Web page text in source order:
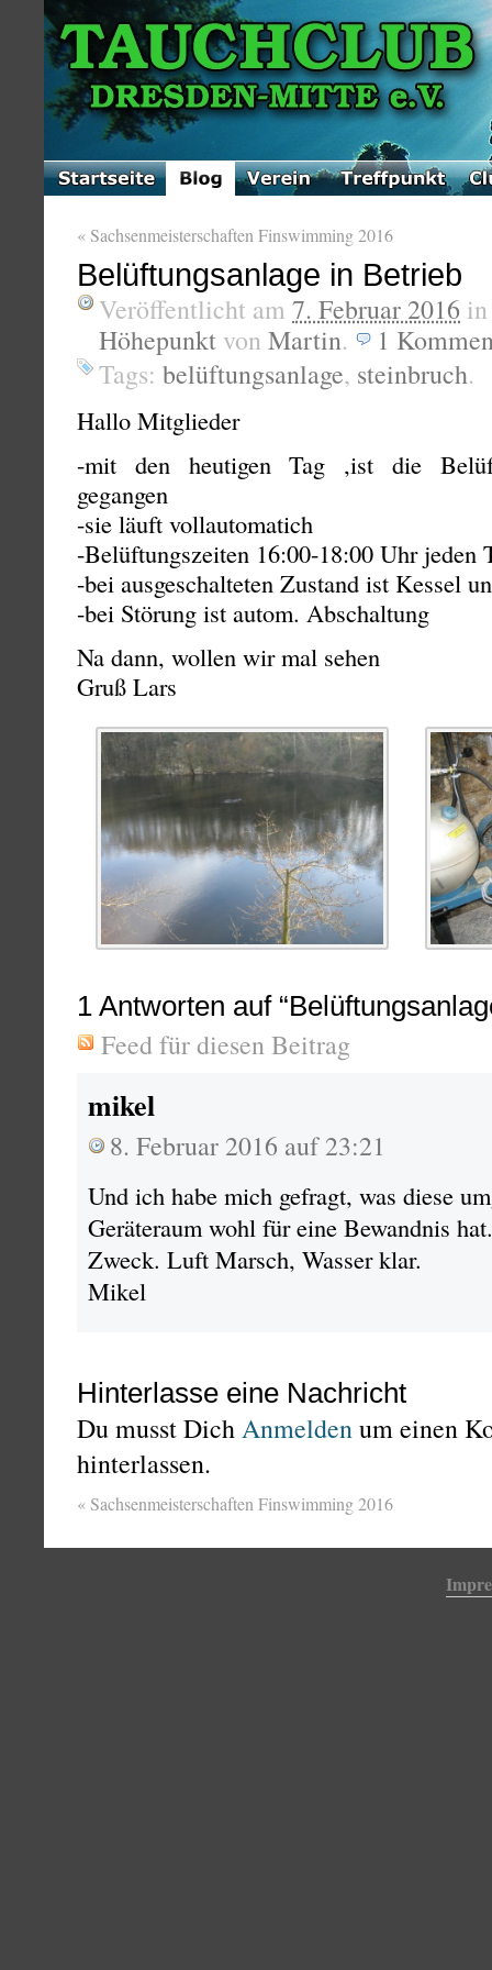
« Sachsenmeisterschaften Finswimming 2016
Belüftungsanlage in Betrieb
Veröffentlicht am 7. Februar 2016
Höhepunkt von Martin. 1
Tags: belüftungsanlage, steinbruch.
Hallo Mitglieder
-mit den heutigen Tag ,ist die
gegangen
-sie läuft vollautomatich
-Belüftungszeiten 16:00-18:00 Uhr jeden
-bei ausgeschalteten Zustand ist Kessel
-bei Störung ist autom. Abschaltung
Na dann, wollen wir mal sehen
Gruß Lars
1 Antworten auf
Feed für diesen Beitrag
mikel
8. Februar 2016 auf 23:21
Und ich habe mich gefragt, was diese
Geräteraum wohl für eine Bewandnis
Zweck. Luft Marsch, Wasser klar.
Mikel
Hinterlasse eine Nachricht
Du musst DichAnmeldenum einen
hinterlassen.
« Sachsenmeisterschaften Finswimming 2016